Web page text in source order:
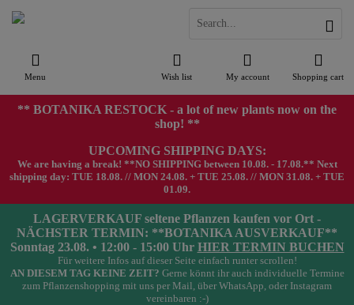
Menu Shopping cart
Wish list My account
** BOTANIKA RESTOCK - a lot of new plants now on the
shop! **
UPCOMING SHIPPING DAYS:
We are having a break! **NO SHIPPING between 10.08. - 17.08.** Next
shipping day: TUE 18.08. // MON 24.08. + TUE 25.08. // MON 31.08. + TUE
01.09.
LAGERVERKAUF seltene Pflanzen kaufen vor Ort -
NÄCHSTER TERMIN: **BOTANIKA AUSVERKAUF**
Sonntag 23.08. • 12:00 - 15:00 Uhr HIER TERMIN BUCHEN
Für weitere Infos auf dieser Seite einfach runter scrollen!
AN DIESEM TAG KEINE ZEIT? Gerne könnt ihr auch individuelle Termine
zum Pflanzenshopping mit uns per Mail, über WhatsApp, oder Instagram
vereinbaren :-)